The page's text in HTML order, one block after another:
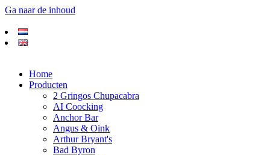
Ga naar de inhoud
Home
Producten
2 Gringos Chupacabra
AI Coocking
Anchor Bar
Angus & Oink
Arthur Bryant's
Bad Byron